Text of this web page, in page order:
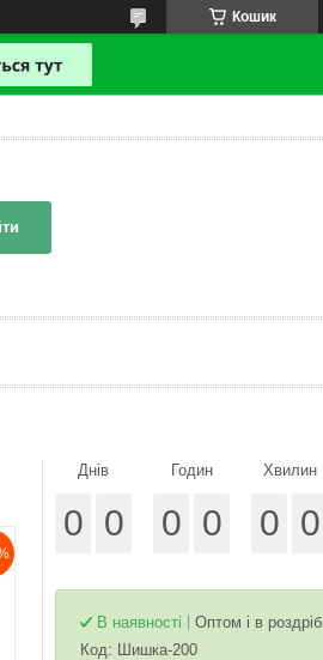
Кошик
Днів
0 0
Годин
0 0
Хвилин
0 0
В наявності
Оптом і в роздріб
Код: Шишка-200